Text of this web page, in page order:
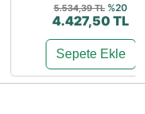
5.534,39 TL %20
4.427,50 TL
Sepete Ekle